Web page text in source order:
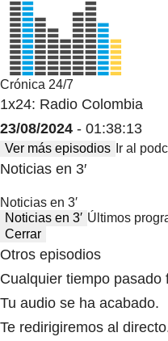
Crónica 24/7
1x24: Radio Colombia
23/08/2024 - 01:38:13
Ver más episodios Ir al
Noticias en 3′
Noticias en 3′
Noticias en 3′ Últimos
Cerrar
Otros episodios
Cualquier tiempo pasado
Tu audio se ha acabado.
Te redirigiremos al